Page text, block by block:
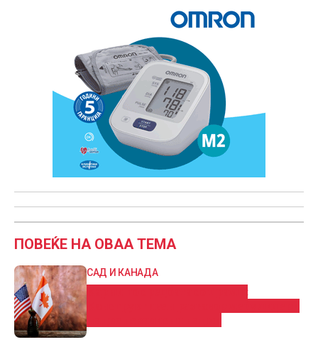
ПОВЕЌЕ НА ОВАА ТЕМА
САД И КАНАДА
Карни по средбата со Трамп: